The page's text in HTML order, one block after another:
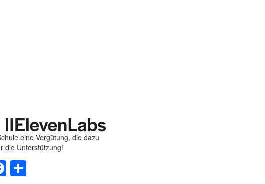
eine Vergütung, die dazu
die Unterstützung!
Facebook